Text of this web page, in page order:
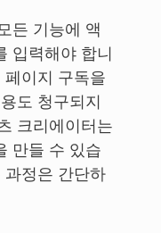
든 기능에 액
입력해야 합니
이지 구독을
도 청구되지
크리에이터는
만들 수 있습
과정은 간단하